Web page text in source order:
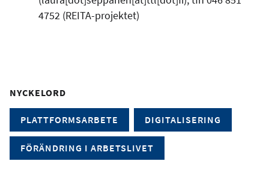
4752 (REITA-projektet)
NYCKELORD
PLATTFORMSARBETE DIGITALISERING
FÖRÄNDRING I ARBETSLIVET